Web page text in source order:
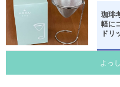
珈琲
軽に
ドリ
よっ